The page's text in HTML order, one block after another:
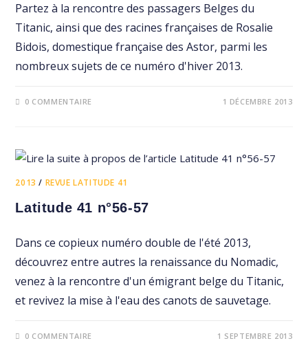
Partez à la rencontre des passagers Belges du
Titanic, ainsi que des racines françaises de Rosalie
Bidois, domestique française des Astor, parmi les
nombreux sujets de ce numéro d'hiver 2013.
0 COMMENTAIRE 1 DÉCEMBRE 2013
2013 / REVUE LATITUDE 41
Latitude 41 n°56-57
Dans ce copieux numéro double de l'été 2013,
découvrez entre autres la renaissance du Nomadic,
venez à la rencontre d'un émigrant belge du Titanic,
et revivez la mise à l'eau des canots de sauvetage.
0 COMMENTAIRE 1 SEPTEMBRE 2013